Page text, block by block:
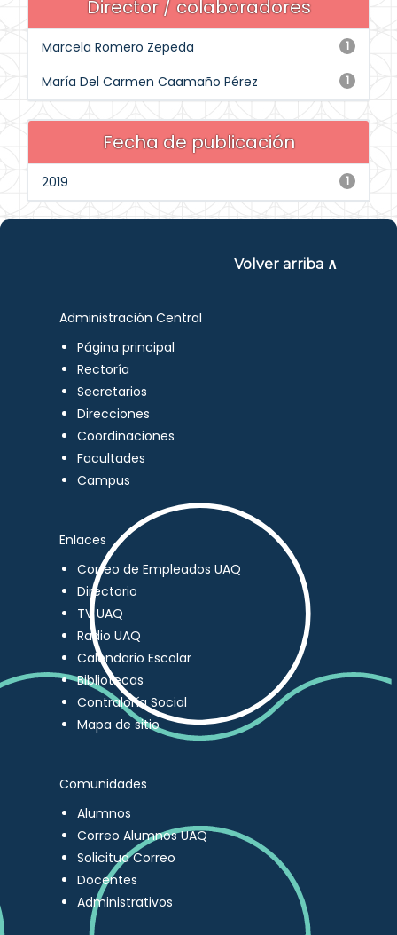
Director / colaboradores
1
Marcela Romero Zepeda
1
María Del Carmen Caamaño Pérez
Fecha de publicación
1
2019
Volver arriba ∧
Administración Central
Página principal
Rectoría
Secretarios
Direcciones
Coordinaciones
Facultades
Campus
Enlaces
Correo de Empleados UAQ
Directorio
TV UAQ
Radio UAQ
Calendario Escolar
Bibliotecas
Contraloría Social
Mapa de sitio
Comunidades
Alumnos
Correo Alumnos UAQ
Solicitud Correo
Docentes
Administrativos